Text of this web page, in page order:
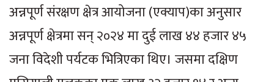
अन्नपूर्ण संरक्षण क्षेत्र आयोजना (एक्याप)का अनुसार
अन्नपूर्ण क्षेत्रमा सन् २०२४ मा दुई लाख ४४ हजार ४५
जना विदेशी पर्यटक भित्रिएका थिए। जसमा दक्षिण